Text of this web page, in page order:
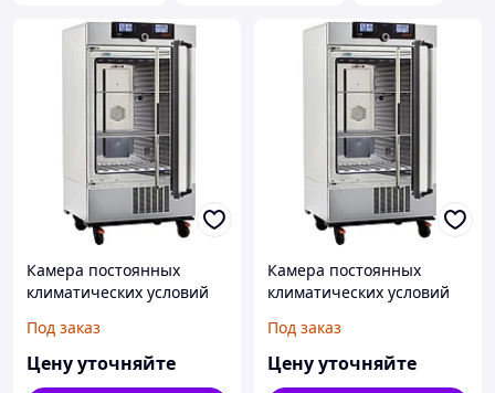
Камера постоянных
климатических условий
Под заказ
Цену уточняйте
Камера постоянных
климатических условий
контролем CO2
Под заказ
Цену уточняйте